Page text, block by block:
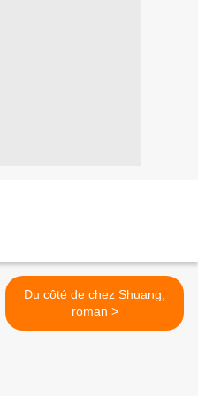
Du côté de chez Shuang,
roman >